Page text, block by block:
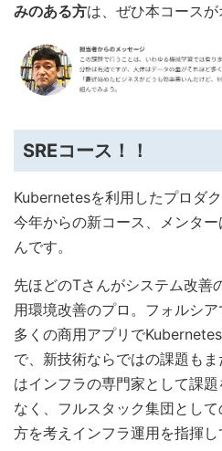
みのある方は、ぜひ本コースが
SREコース！！
Kubernetesを利用したプロダ
今年からの新コース、メンタ
んです。
先ほどのTさんがシステム改善
用環境改善のプロ。フォルシ
多くの商用アプリで
で、新技術ならではの課題も
はインフラの専門家として課
なく、フルスタック集団とし
方を考えインフラ運用を指揮し